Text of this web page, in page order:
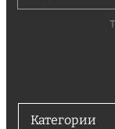
Категории